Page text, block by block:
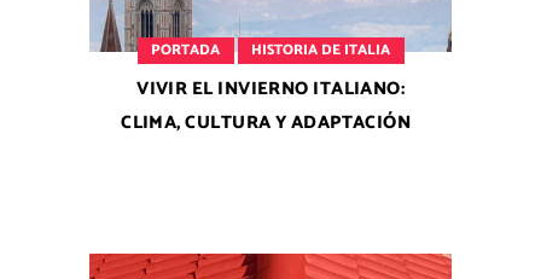
PORTADA HISTORIA DE ITALIA
VIVIR EL INVIERNO ITALIANO:
CLIMA, CULTURA Y ADAPTACIÓN